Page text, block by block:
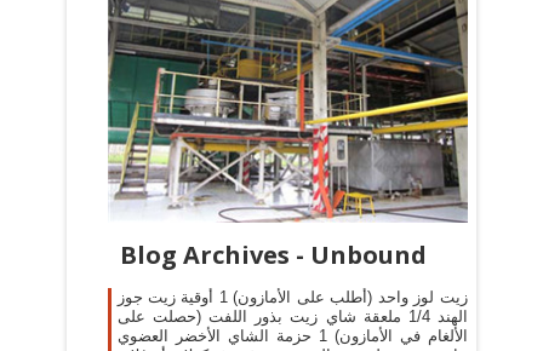
Blog Archives - Unbound
زيت لوز واحد (أطلب على الأمازون) 1 أوقية زيت جوز
الهند 1/4 ملعقة شاي زيت بذور اللفت (حصلت على
الألغام في الأمازون) 1 حزمة الشاي الأخضر العضوي